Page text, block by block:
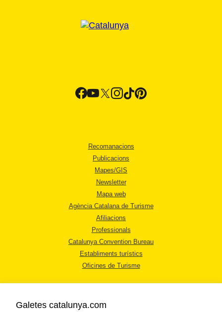
Recomanacions
Publicacions
Mapes/GIS
Newsletter
Mapa web
Agència Catalana de Turisme
Afiliacions
Professionals
Catalunya Convention Bureau
Establiments turístics
Oficines de Turisme
Galetes catalunya.com